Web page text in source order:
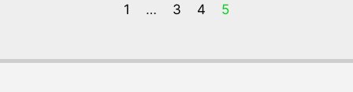
1 … 3 4 5